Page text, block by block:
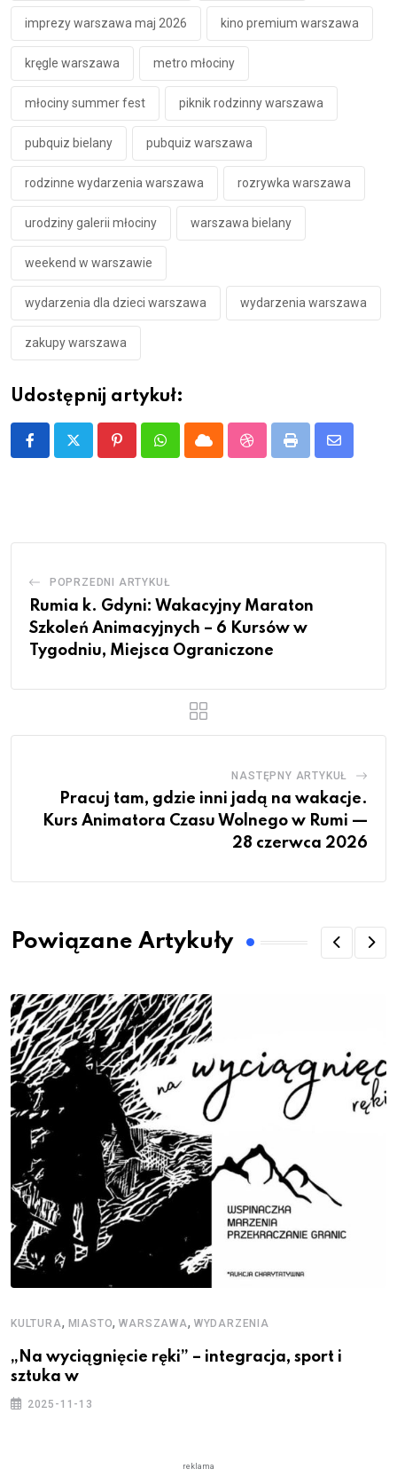
imprezy warszawa maj 2026 kino premium warszawa
kręgle warszawa metro młociny
młociny summer fest piknik rodzinny warszawa
pubquiz bielany pubquiz warszawa
rodzinne wydarzenia warszawa rozrywka warszawa
urodziny galerii młociny warszawa bielany
weekend w warszawie
wydarzenia dla dzieci warszawa wydarzenia warszawa
zakupy warszawa
Udostępnij artykuł:
PinterestWhatsappCloud StumbleUpon
Print
Share
POPRZEDNI ARTYKUŁ
Rumia k. Gdyni: Wakacyjny Maraton
Szkoleń Animacyjnych – 6 Kursów w
Tygodniu, Miejsca Ograniczone
NASTĘPNY ARTYKUŁ
Pracuj tam, gdzie inni jadą na wakacje.
Kurs Animatora Czasu Wolnego w Rumi —
28 czerwca 2026
Powiązane Artykuły
KULTURA, MIASTO,WARSZAWA, WYDARZENIA
„Na wyciągnięcie ręki” – integracja, sport i
sztuka w
2025-11-13
reklama